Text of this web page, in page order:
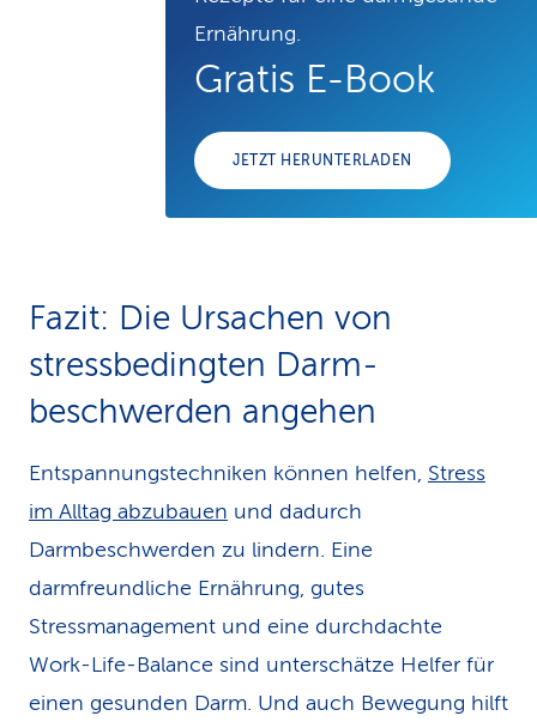
Ernährung.
Gratis E-Book
JETZT HERUNTERLADEN
Fazit: Die Ursachen von
stressbedingten Darm­
beschwerden angehen
Entspannungstechniken können helfen, Stress
im Alltag abzubauen und dadurch
Darmbeschwerden zu lindern. Eine
darmfreundliche Ernährung, gutes
Stressmanagement und eine durchdachte
Work-Life-Balance sind unterschätze Helfer für
einen gesunden Darm. Und auch Bewegung hilft